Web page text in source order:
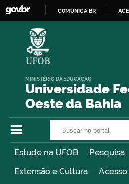
COMUNICA BR
Universidade
Oeste da Bahia
MINISTÉRIO DA EDUCAÇÃO
Estude na UFOB
Pesquisa
Extensão e Cultura